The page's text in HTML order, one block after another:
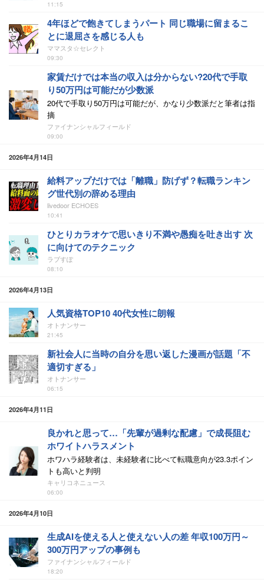
11:15
4年ほどで飽きてしまうパート 同じ職場に留まるこ
とに退屈さを感じる人も
ママスタ☆セレクト
09:30
家賃だけでは本当の収入は分からない?20代で手取
り50万円は可能だが少数派
20代で手取り50万円は可能だが、かなり少数派だと筆者は指
摘
ファイナンシャルフィールド
09:00
2026年4月14日
給料アップだけでは「離職」防げず？転職ランキン
グ世代別の辞める理由
livedoor ECHOES
10:41
ひとりカラオケで思いきり不満や愚痴を吐き出す 次
に向けてのテクニック
ラブすぽ
08:10
2026年4月13日
人気資格TOP10 40代女性に朗報
オトナンサー
21:45
新社会人に当時の自分を思い返した漫画が話題「不
適切すぎる」
オトナンサー
06:15
2026年4月11日
良かれと思って…「先輩が過剰な配慮」で成長阻む
ホワイトハラスメント
ホワハラ経験者は、未経験者に比べて転職意向が23.3ポイン
トも高いと判明
キャリコネニュース
06:00
2026年4月10日
生成AIを使える人と使えない人の差 年収100万円～
300万円アップの事例も
ファイナンシャルフィールド
18:20